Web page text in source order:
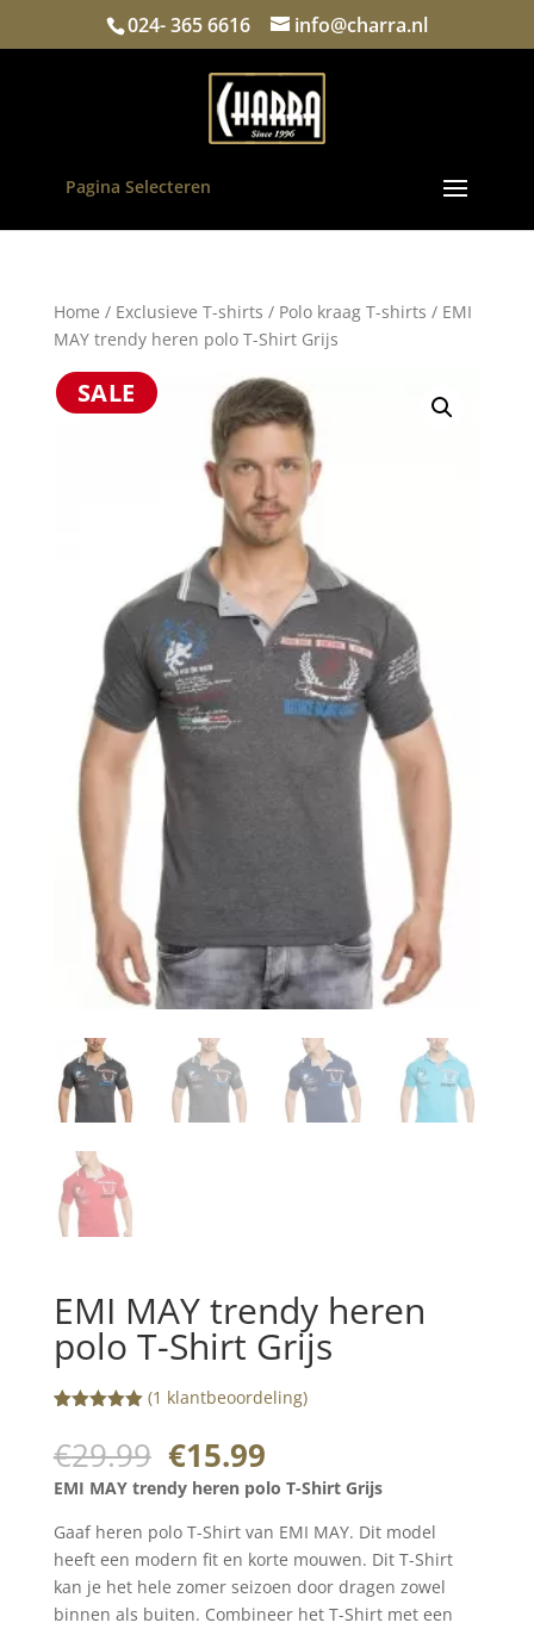
024- 365 6616 info@charra.nl
Pagina Selecteren
Home / Exclusieve T-shirts / Polo kraag T-shirts / EMI
MAY trendy heren polo T-Shirt Grijs
SALE
EMI MAY trendy heren
polo T-Shirt Grijs
gebaseerd
op
klantbeoorde
(1 klantbeoordeling)
€29.99 Oorspronkelijke
prijs
was:
€29.99.
€15.99Huidige
prijs
is:
€15.99.
EMI MAY trendy heren polo T-Shirt Grijs
Gaaf heren polo T-Shirt van EMI MAY. Dit model
heeft een modern fit en korte mouwen. Dit T-Shirt
kan je het hele zomer seizoen door dragen zowel
binnen als buiten. Combineer het T-Shirt met een